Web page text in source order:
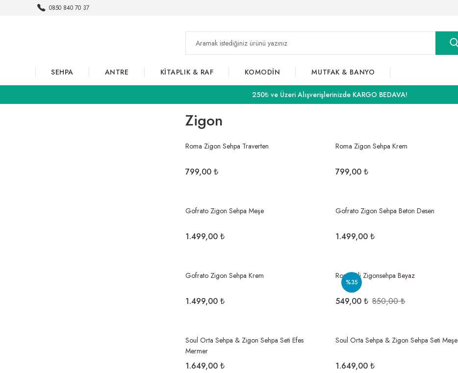
0850 840 70 37
SEHPA ANTRE KİTAPLIK & RAF KOMODİN MUTFAK & BANYO
250₺ ve Üzeri Alışverişlerinizde KARGO BEDAVA!
Zigon
Roma Zigon Sehpa Traverten
799,00 ₺
Roma Zigon Sehpa Krem
799,00 ₺
Gofrato Zigon Sehpa Meşe
1.499,00 ₺
Gofrato Zigon Sehpa Beton Desen
1.499,00 ₺
Gofrato Zigon Sehpa Krem
1.499,00 ₺
%35
Roma 2li Zigonsehpa Beyaz
549,00 ₺ 850,00 ₺
Soul Orta Sehpa & Zigon Sehpa Seti Efes
Mermer
1.649,00 ₺
Soul Orta Sehpa & Zigon Sehpa Seti Meşe
1.649,00 ₺